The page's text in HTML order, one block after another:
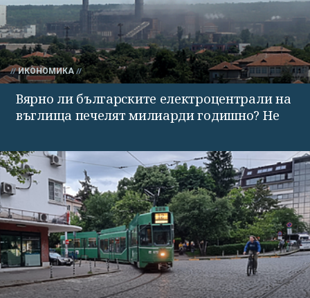
ИКОНОМИКА
Вярно ли българските електроцентрали на
въглища печелят милиарди годишно? Не